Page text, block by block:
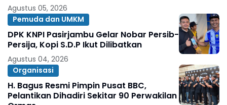
Agustus 05, 2026
Pemuda dan UMKM
DPK KNPI Pasirjambu Gelar Nobar Persib-
Persija, Kopi S.D.P Ikut Dilibatkan
Agustus 04, 2026
Organisasi
H. Bagus Resmi Pimpin Pusat BBC,
Pelantikan Dihadiri Sekitar 90 Perwakilan